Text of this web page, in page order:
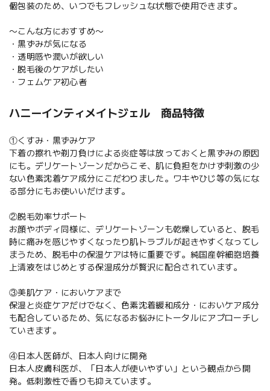
個包装のため、いつでもフレッシュな状態で使用できます。
〜こんな方におすすめ〜
・黒ずみが気になる
・透明感や潤いが欲しい
・脱毛後のケアがしたい
・フェムケア初心者
ハニーインティメイトジェル 商品特徴
①くすみ・黒ずみケア
下着の擦れや剃刀負けによる炎症等は放っておくと黒ずみの原因
にも。デリケートゾーンだからこそ、肌に負担をかけず刺激の少
ない色素沈着ケア成分にこだわりました。ワキやひじ等の気にな
る部分にもお使いいだけます。
②脱毛効率サポート
お顔やボディ同様に、デリケートゾーンも乾燥していると、脱毛
時に痛みを感じやすくなったり肌トラブルが起きやすくなってし
まうため、脱毛中の保湿ケアは特に重要です。純国産幹細胞培養
上清液をはじめとする保湿成分が贅沢に配合されています。
③美肌ケア・においケアまで
保湿と炎症ケアだけでなく、色素沈着緩和成分・においケア成分
も配合しているため、気になるお悩みにトータルにアプローチし
ていきます。
④日本人医師が、日本人向けに開発
日本人皮膚科医が、「日本人が使いやすい」という観点から開
発。低刺激性で香りも抑えています。